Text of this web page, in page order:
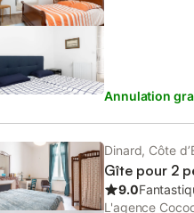
Détecteur de
Annulation
Dinard, Côte
Gîte pour 2
9.0
L'agence